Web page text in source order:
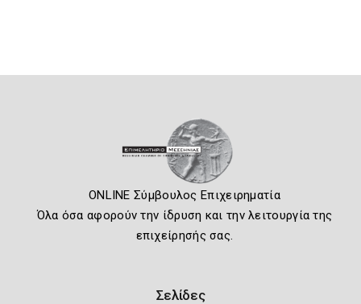
ONLINE Σύμβουλος Επιχειρηματία
Όλα όσα αφορούν την ίδρυση και την λειτουργία της
επιχείρησής σας.
Σελίδες